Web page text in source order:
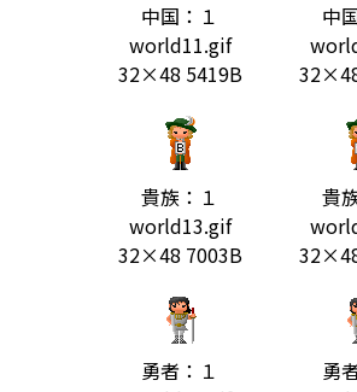
中国：１
world11.gif
32×48 5419B
中
貴族：１
world13.gif
32×48 7003B
貴
勇者：１
勇